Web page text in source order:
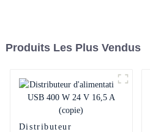
Produits Les Plus Vendus
Distributeur